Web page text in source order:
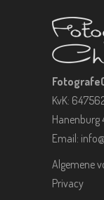
KvK:
Hanenburg
Email:
Algemene
Privacy